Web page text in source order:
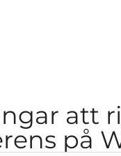
att
på